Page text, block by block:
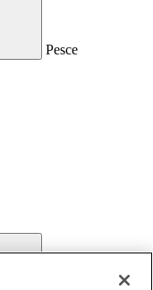
Pesce